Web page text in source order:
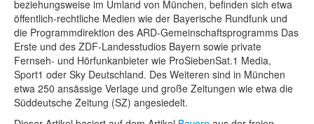
beziehungsweise im Umland von München, befinden sich etwa
öffentlich-rechtliche Medien wie der Bayerische Rundfunk und
die Programmdirektion des ARD-Gemeinschaftsprogramms Das
Erste und des ZDF-Landesstudios Bayern sowie private
Fernseh- und Hörfunkanbieter wie ProSiebenSat.1 Media,
Sport1 oder Sky Deutschland. Des Weiteren sind in München
etwa 250 ansässige Verlage und große Zeitungen wie etwa die
Süddeutsche Zeitung (SZ) angesiedelt.